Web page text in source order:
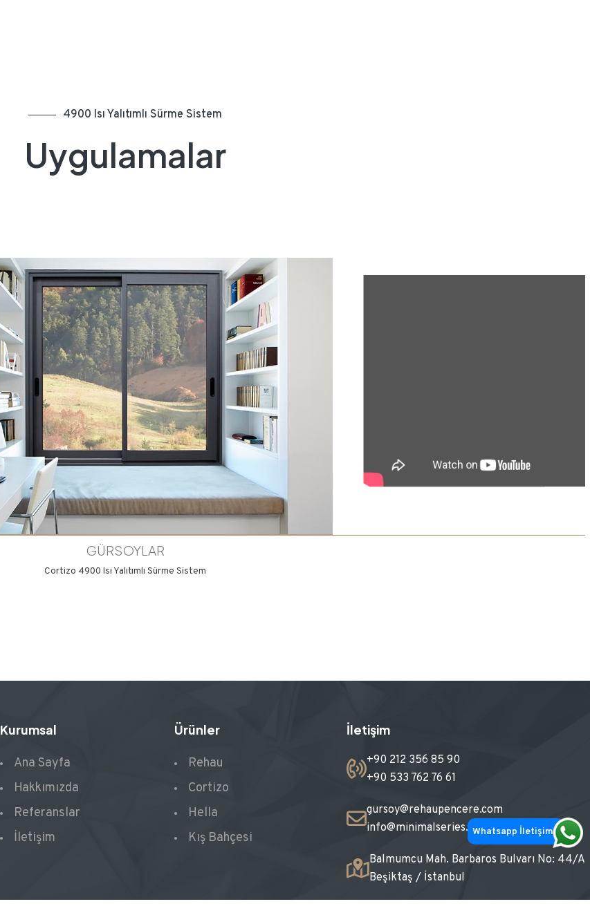
4900 Isı Yalıtımlı Sürme Sistem
Uygulamalar
GÜRSOYLAR
Cortizo 4900 Isı Yalıtımlı Sürme Sistem
Kurumsal
Ana Sayfa
Hakkımızda
Referanslar
İletişim
Ürünler
Rehau
Cortizo
Hella
Kış Bahçesi
İletişim
+90 212 356 85 90
+90 533 762 76 61
gursoy@rehaupencere.com
info@minimalseries.com
Balmumcu Mah. Barbaros Bulvarı No: 44/A
Beşiktaş / İstanbul
Whatsapp İletişim